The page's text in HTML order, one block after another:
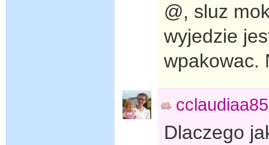
@, sluz
wyjedzie
wpakowac.
cclaudiaa85
Dlaczego